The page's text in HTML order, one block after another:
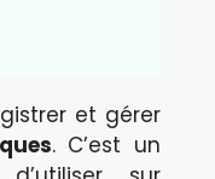
et gérer
. C’est un